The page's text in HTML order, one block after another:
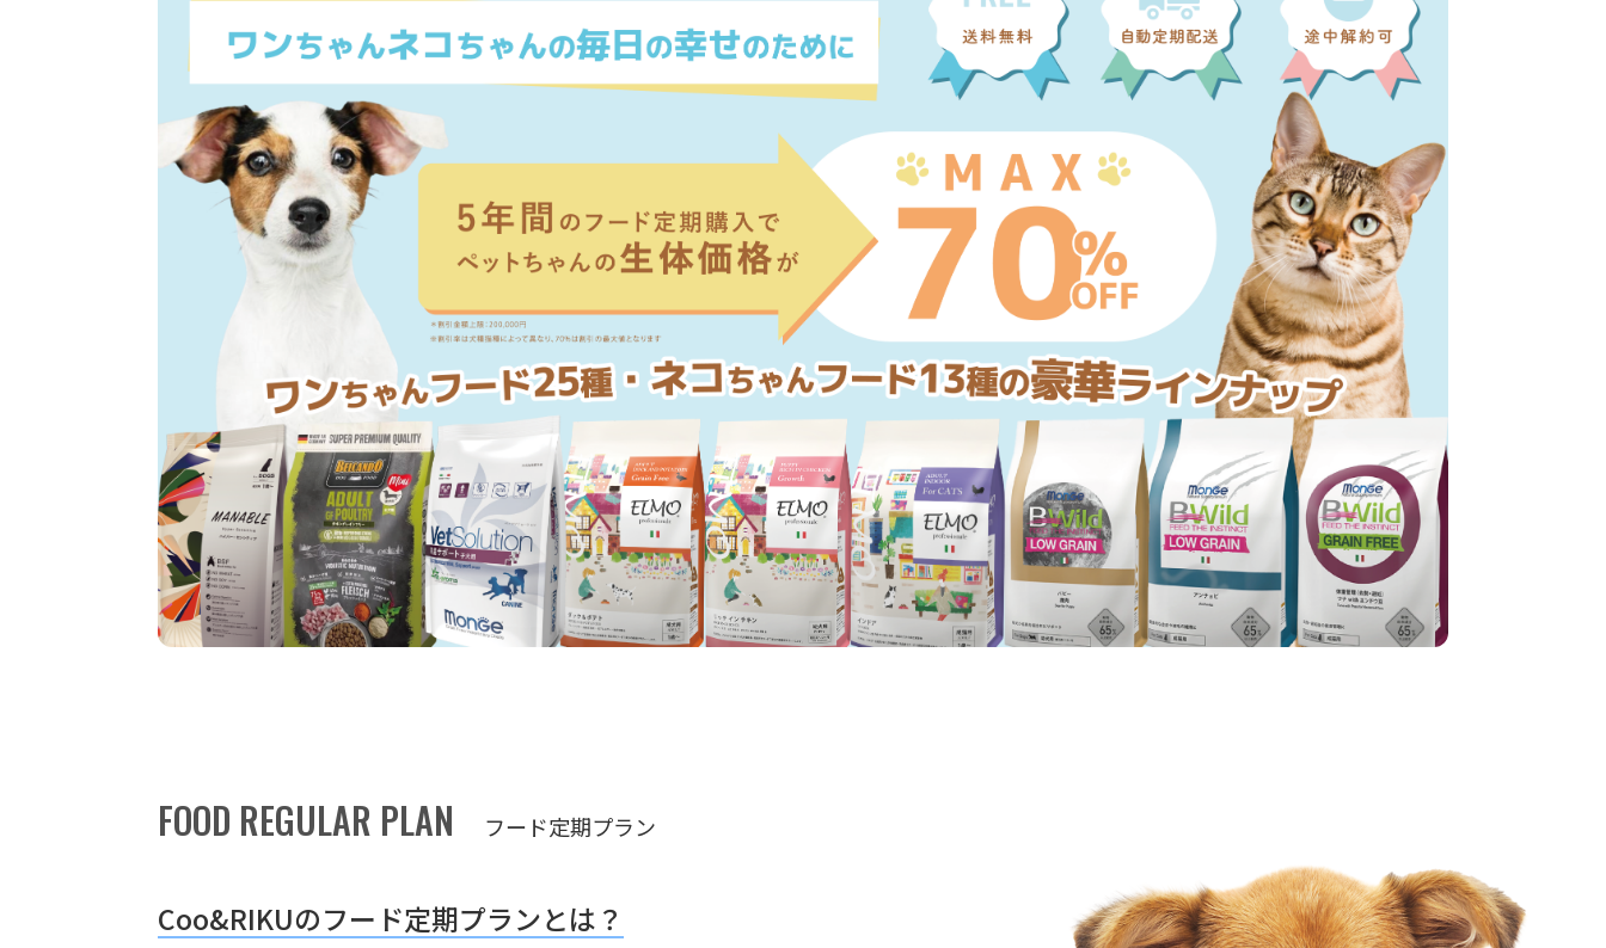
FOOD REGULAR PLAN フード定期プラン
Coo&RIKUのフード定期プランとは？